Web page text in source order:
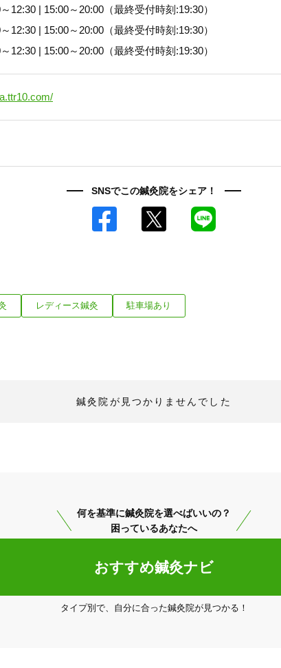
12:30 | 15:00～20:00（最終受付時刻:19:30）
12:30 | 15:00～20:00（最終受付時刻:19:30）
12:30 | 15:00～20:00（最終受付時刻:19:30）
SNSでこの鍼灸院をシェア！
Facebook
レディース鍼灸 駐車場あり
鍼灸院が見つかりませんでした
何を基準に鍼灸院を選べばいいの？
困っているあなたへ
おすすめ鍼灸ナビ
タイプ別で、自分に合った鍼灸院が見つかる！